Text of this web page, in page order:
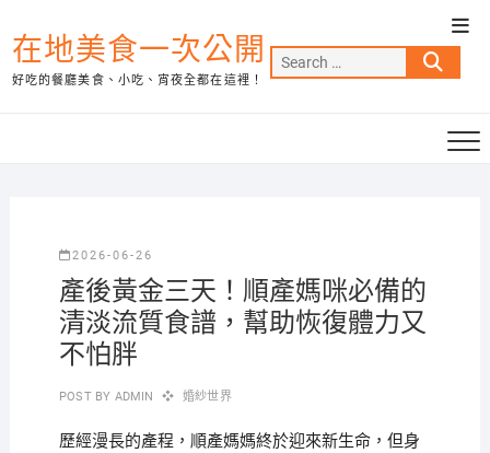
to
content
在地美食一次公開
好吃的餐廳美食、小吃、宵夜全都在這裡！
Search
…
2026-06-26
產後黃金三天！順產媽咪必備的
清淡流質食譜，幫助恢復體力又
不怕胖
POST BY ADMIN 婚紗世界
歷經漫長的產程，順產媽媽終於迎來新生命，但身